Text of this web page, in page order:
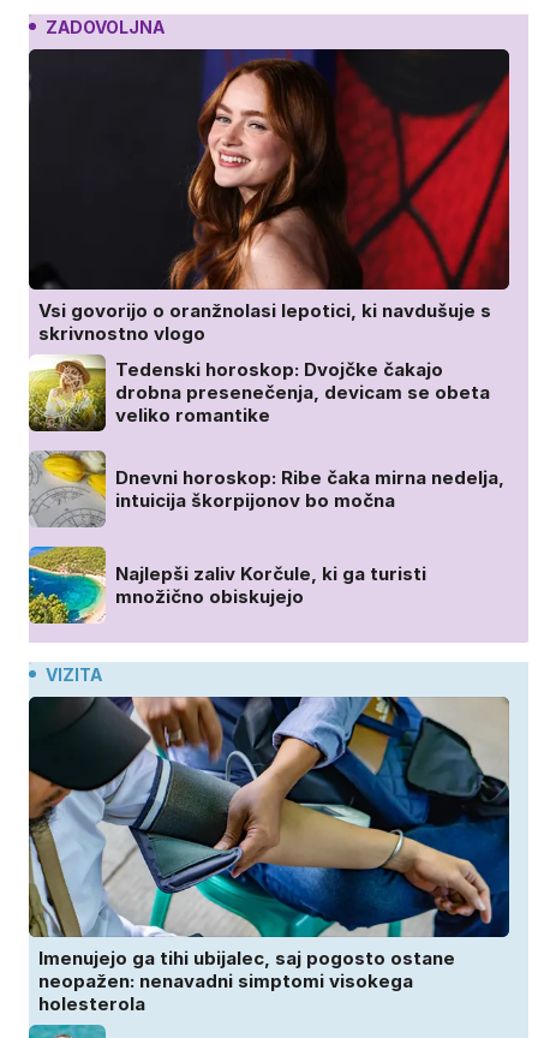
ZADOVOLJNA
Vsi govorijo o oranžnolasi lepotici, ki navdušuje s
skrivnostno vlogo
Tedenski horoskop: Dvojčke čakajo
drobna presenečenja, devicam se obeta
veliko romantike
Dnevni horoskop: Ribe čaka mirna nedelja,
intuicija škorpijonov bo močna
Najlepši zaliv Korčule, ki ga turisti
množično obiskujejo
VIZITA
Imenujejo ga tihi ubijalec, saj pogosto ostane
neopažen: nenavadni simptomi visokega
holesterola